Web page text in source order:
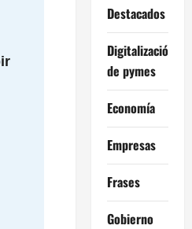
Destacados
Digitalización
de pymes
Economía
Empresas
Frases
Gobierno